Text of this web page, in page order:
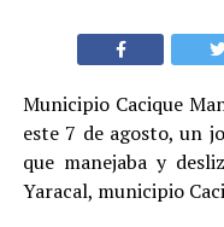
Municipio Cacique
este 7 de agosto, un
que manejaba y
Yaracal, municipio